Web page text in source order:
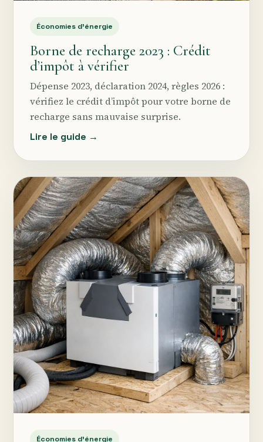
Économies d’énergie
Borne de recharge 2023 : Crédit
d’impôt à vérifier
Dépense 2023, déclaration 2024, règles 2026 :
vérifiez le crédit d’impôt pour votre borne de
recharge sans mauvaise surprise.
Lire le guide →
Économies d’énergie